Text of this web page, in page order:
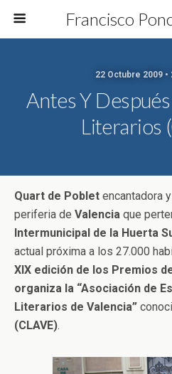
Francisco
22 Octubre 2009
Antes Y
Literarios
Quart de Poblet encantadora
periferia de Valencia que
Intermunicipal de la Huerta
actual próxima a los 27.000
XIX edición de los Premios
organiza la “Asociación de
Literarios de Valencia”
(CLAVE).